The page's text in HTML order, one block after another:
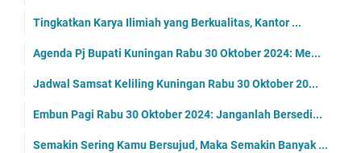
Tingkatkan Karya Ilimiah yang Berkualitas, Kantor ...
Agenda Pj Bupati Kuningan Rabu 30 Oktober 2024: Me...
Jadwal Samsat Keliling Kuningan Rabu 30 Oktober 20...
Embun Pagi Rabu 30 Oktober 2024: Janganlah Bersedi...
Semakin Sering Kamu Bersujud, Maka Semakin Banyak ...